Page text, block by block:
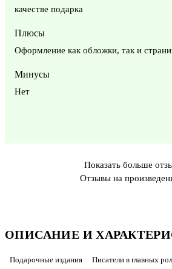
ОПИСАНИЕ И
Подарочные издания
Писатели в главных
качестве подарка
Плюсы
Оформление как обложки, так и
Минусы
Нет
Показать больше
Отзывы на